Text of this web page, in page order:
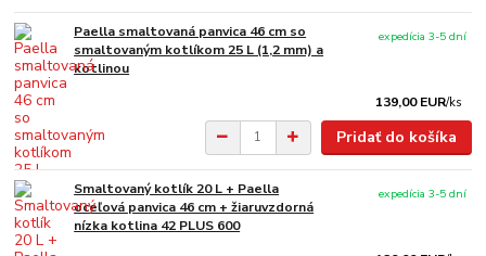
Paella smaltovaná panvica 46 cm so
smaltovaným kotlíkom 25 L (1,2 mm) a
kotlinou
139,00 EUR/ks
expedícia 3-5 dní
Pridať do košíka
Smaltovaný kotlík 20 L + Paella
oceľová panvica 46 cm + žiaruvzdorná
nízka kotlina 42 PLUS 600
expedícia 3-5 dní